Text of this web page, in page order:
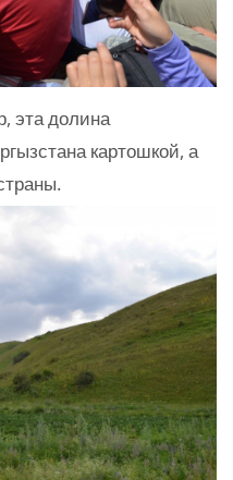
эта долина
картошкой, а